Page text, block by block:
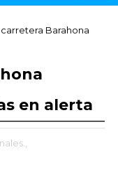
Barahona
en alerta